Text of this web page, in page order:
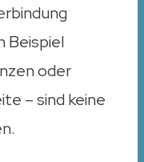
Beispiel
oder
– sind keine